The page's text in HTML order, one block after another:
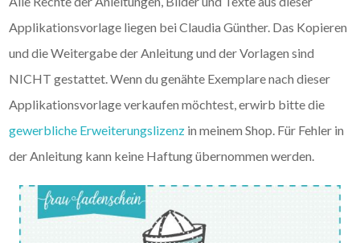
Applikationsvorlage liegen bei Claudia Günther. Das Kopieren
und die Weitergabe der Anleitung und der Vorlagen sind
NICHT gestattet. Wenn du genähte Exemplare nach dieser
Applikationsvorlage verkaufen möchtest, erwirb bitte die
gewerbliche Erweiterungslizenz in meinem Shop. Für Fehler in
der Anleitung kann keine Haftung übernommen werden.